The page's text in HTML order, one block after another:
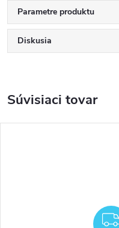
Parametre produktu
Diskusia
Súvisiaci tovar